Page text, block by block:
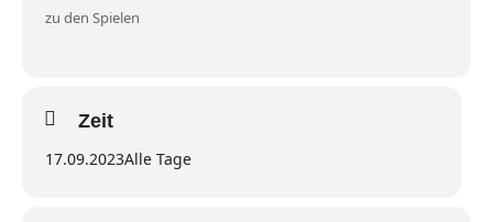
zu den Spielen
Zeit
17.09.2023Alle Tage